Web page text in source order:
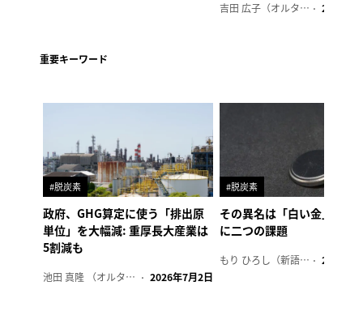
吉田 広子（オルタナ輪番編集長） 2026年6
重要キーワード
#脱炭素
政府、GHG算定に使う「排出原
単位」を大幅減: 重厚長大産業は
5割減も
池田 真隆 （オルタナ輪番編集長） 2026年7月2日
#脱炭素
その異名は「白い金」、リ
に二つの課題
もり ひろし（新語ウォッチャー） 2023年7